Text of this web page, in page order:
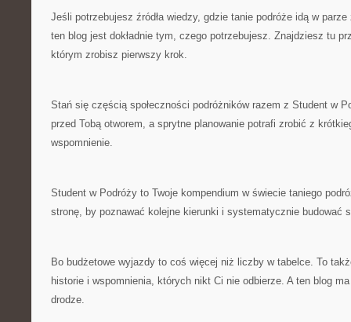
Jeśli potrzebujesz źródła wiedzy, gdzie tanie podróże idą w
ten blog jest dokładnie tym, czego potrzebujesz. Znajdziesz tu
którym zrobisz pierwszy krok.
Stań się częścią społeczności podróżników razem z Student w
przed Tobą otworem, a sprytne planowanie potrafi zrobić z
wspomnienie.
Student w Podróży to Twoje kompendium w świecie taniego
stronę, by poznawać kolejne kierunki i systematycznie budować
Bo budżetowe wyjazdy to coś więcej niż liczby w tabelce. To
historie i wspomnienia, których nikt Ci nie odbierze. A ten blog
drodze.